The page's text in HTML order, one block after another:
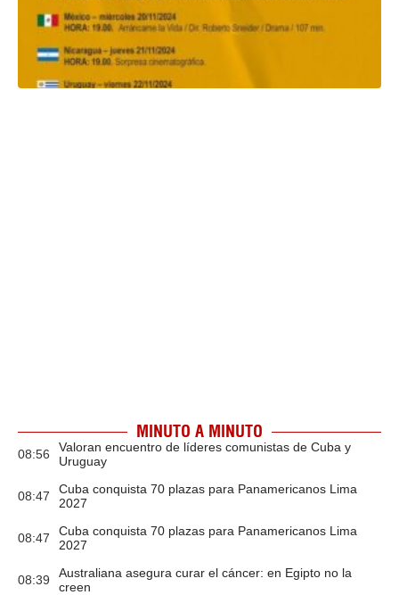
MINUTO A MINUTO
08:56
Valoran encuentro de líderes comunistas de Cuba y
Uruguay
08:47
Cuba conquista 70 plazas para Panamericanos Lima
2027
08:47
Cuba conquista 70 plazas para Panamericanos Lima
2027
08:39
Australiana asegura curar el cáncer: en Egipto no la
creen